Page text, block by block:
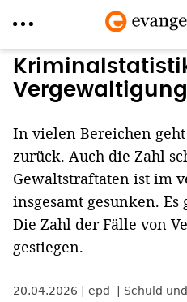
Direkt
zum
In vielen Bereichen
zurück. Auch die Zahl
Gewaltstraftaten ist im
insgesamt gesunken.
Die Zahl der Fälle von
gestiegen.
20.04.2026 epd Schuld